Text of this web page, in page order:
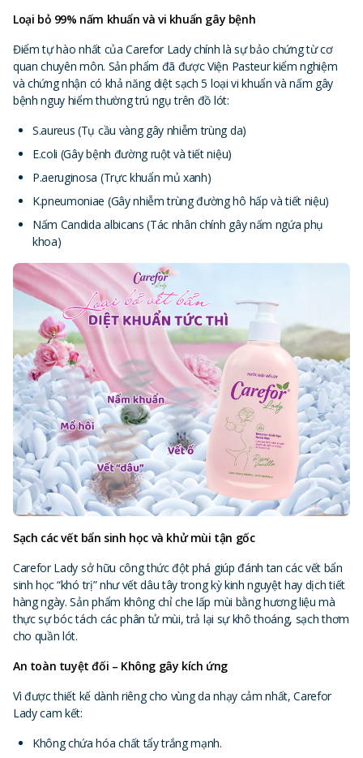
Loại bỏ 99% nấm khuẩn và vi khuẩn gây bệnh
Điểm tự hào nhất của Carefor Lady chính là sự bảo chứng từ cơ
quan chuyên môn. Sản phẩm đã được Viện Pasteur kiểm nghiệm
và chứng nhận có khả năng diệt sạch 5 loại vi khuẩn và nấm gây
bệnh nguy hiểm thường trú ngụ trên đồ lót:
S.aureus (Tụ cầu vàng gây nhiễm trùng da)
E.coli (Gây bệnh đường ruột và tiết niệu)
P.aeruginosa (Trực khuẩn mủ xanh)
K.pneumoniae (Gây nhiễm trùng đường hô hấp và tiết niệu)
Nấm Candida albicans (Tác nhân chính gây nấm ngứa phụ
khoa)
Sạch các vết bẩn sinh học và khử mùi tận gốc
Carefor Lady sở hữu công thức đột phá giúp đánh tan các vết bẩn
sinh học “khó trị” như vết dâu tây trong kỳ kinh nguyệt hay dịch tiết
hàng ngày. Sản phẩm không chỉ che lấp mùi bằng hương liệu mà
thực sự bóc tách các phân tử mùi, trả lại sự khô thoáng, sạch thơm
cho quần lót.
An toàn tuyệt đối – Không gây kích ứng
Vì được thiết kế dành riêng cho vùng da nhạy cảm nhất, Carefor
Lady cam kết:
Không chứa hóa chất tẩy trắng mạnh.